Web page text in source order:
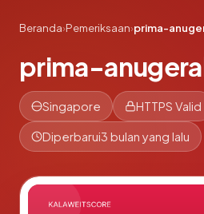
Beranda›Pemeriksaan›prima-
prima-
Singapore HTTPS Valid
Diperbarui3 bulan yang lalu